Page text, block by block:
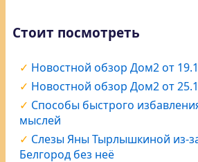
Стоит посмотреть
Новостной обзор Дом2 от
Новостной обзор Дом2 от
Способы быстрого
мыслей
Слезы Яны Тырлышкиной из-
Белгород без неё